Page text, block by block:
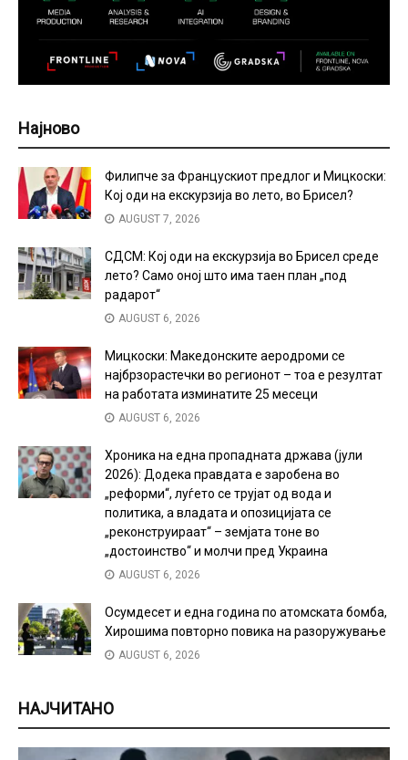
Најново
Филипче за Францускиот предлог и Мицкоски:
Кој оди на екскурзија во лето, во Брисел?
AUGUST 7, 2026
СДСМ: Кој оди на екскурзија во Брисел среде
лето? Само оној што има таен план „под
радарот“
AUGUST 6, 2026
Мицкоски: Македонските аеродроми се
најбрзорастечки во регионот – тоа е резултат
на работата изминатите 25 месеци
AUGUST 6, 2026
Хроника на една пропадната држава (јули
2026): Додека правдата е заробена во
„реформи“, луѓето се трујат од вода и
политика, а владата и опозицијата се
„реконструираат“ – земјата тоне во
„достоинство“ и молчи пред Украина
AUGUST 6, 2026
Осумдесет и една година по атомската бомба,
Хирошима повторно повика на разоружување
AUGUST 6, 2026
НАЈЧИТАНО